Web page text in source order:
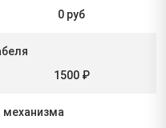
0 руб
1500 ₽
механизма